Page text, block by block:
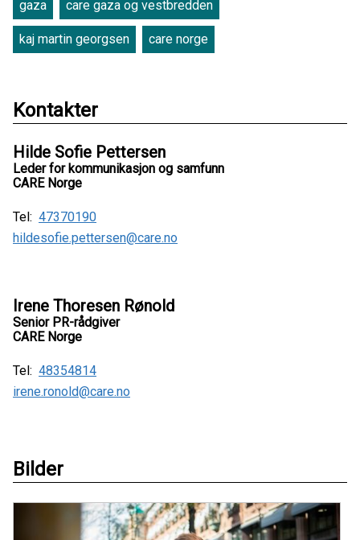
gaza care gaza og vestbredden
kaj martin georgsen care norge
Kontakter
Hilde Sofie Pettersen
Leder for kommunikasjon og samfunn
CARE Norge
Tel: 47370190
hildesofie.pettersen@care.no
Irene Thoresen Rønold
Senior PR-rådgiver
CARE Norge
Tel: 48354814
irene.ronold@care.no
Bilder